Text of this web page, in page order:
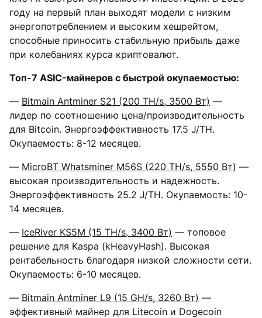
году на первый план выходят модели с низким
энергопотреблением и высоким хешрейтом,
способные приносить стабильную прибыль даже
при колебаниях курса криптовалют.
Топ-7 ASIC-майнеров с быстрой окупаемостью:
— Bitmain Antminer S21 (200 TH/s, 3500 Вт) —
лидер по соотношению цена/производительность
для Bitcoin. Энергоэффективность 17.5 J/TH.
Окупаемость: 8-12 месяцев.
— MicroBT Whatsminer M56S (220 TH/s, 5550 Вт) —
высокая производительность и надежность.
Энергоэффективность 25.2 J/TH. Окупаемость: 10-
14 месяцев.
— IceRiver KS5M (15 TH/s, 3400 Вт) — топовое
решение для Kaspa (kHeavyHash). Высокая
рентабельность благодаря низкой сложности сети.
Окупаемость: 6-10 месяцев.
— Bitmain Antminer L9 (15 GH/s, 3260 Вт) —
эффективный майнер для Litecoin и Dogecoin